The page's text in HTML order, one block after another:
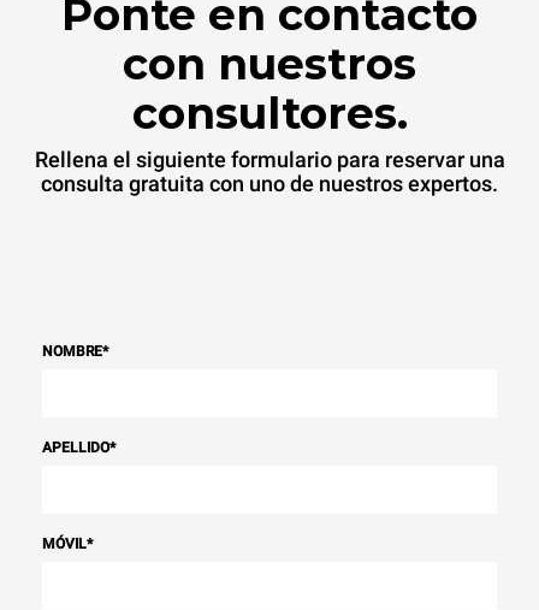
Ponte en contacto
con nuestros
consultores.
Rellena el siguiente formulario para reservar una
consulta gratuita con uno de nuestros expertos.
NOMBRE*
APELLIDO*
MÓVIL*